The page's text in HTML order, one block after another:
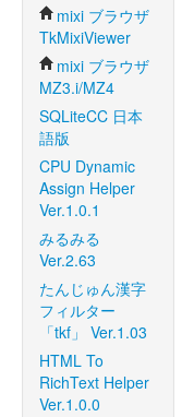
mixi ブラウザ
TkMixiViewer
mixi ブラウザ
MZ3.i/MZ4
SQLiteCC 日本
語版
CPU Dynamic
Assign Helper
Ver.1.0.1
みるみる
Ver.2.63
たんじゅん漢字
フィルター
「tkf」 Ver.1.03
HTML To
RichText Helper
Ver.1.0.0